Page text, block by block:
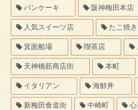
パンケーキ 阪神梅田本店
人気スイーツ店 たこ焼き
箕面船場 喫茶店
天神橋筋商店街 本町
イタリアン 海鮮丼
新梅田食道街 中崎町